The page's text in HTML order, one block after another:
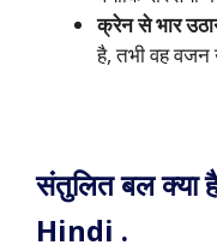
क्रेन से भार
है, तभी वह वजन
संतुलित बल
Hindi .